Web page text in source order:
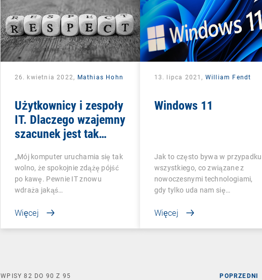
26. kwietnia 2022, Mathias Hohn
Użytkownicy i zespoły
IT. Dlaczego wzajemny
szacunek jest tak
„Mój komputer uruchamia się tak
wolno, że spokojnie zdążę pójść
po kawę. Pewnie IT znowu
wdraża jakąś…
Więcej
13. lipca 2021, William Fendt
Windows 11
Jak to często bywa w przypadku
wszystkiego, co związane z
nowoczesnymi technologiami,
gdy tylko uda nam się…
Więcej
POPRZEDNI
WPISY82 DO 90 Z 95